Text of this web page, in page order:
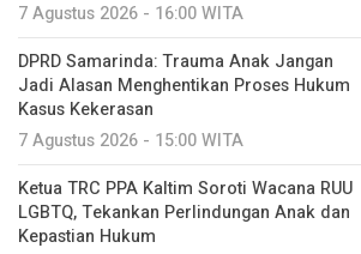
7 Agustus 2026 - 16:00 WITA
DPRD Samarinda: Trauma Anak Jangan
Jadi Alasan Menghentikan Proses Hukum
Kasus Kekerasan
7 Agustus 2026 - 15:00 WITA
Ketua TRC PPA Kaltim Soroti Wacana RUU
LGBTQ, Tekankan Perlindungan Anak dan
Kepastian Hukum